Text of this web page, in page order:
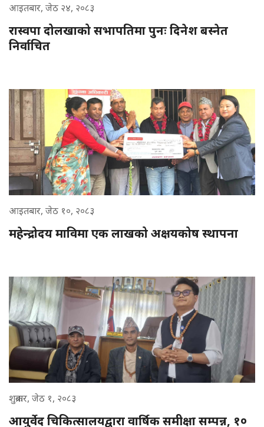
आइतबार, जेठ २४, २०८३
रास्वपा दोलखाको सभापतिमा पुनः दिनेश बस्नेत
निर्वाचित
आइतबार, जेठ १०, २०८३
महेन्द्रोदय माविमा एक लाखको अक्षयकोष स्थापना
शुक्रबार, जेठ १, २०८३
आयुर्वेद चिकित्सालयद्वारा वार्षिक समीक्षा सम्पन्न, १०